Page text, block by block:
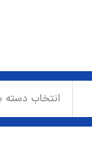
انتخاب دسته